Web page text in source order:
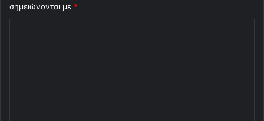
σημειώνονται με *